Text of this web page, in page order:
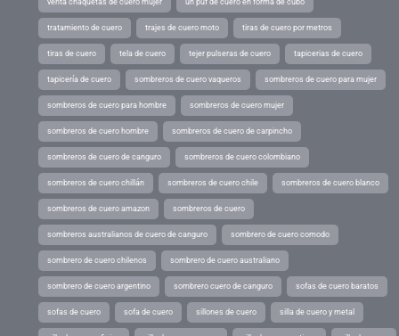
tratamiento de cuero trajes de cuero moto tiras de cuero por metros
tiras de cuero tela de cuero tejer pulseras de cuero tapicerias de cuero
tapicería de cuero sombreros de cuero vaqueros sombreros de cuero para mujer
sombreros de cuero para hombre sombreros de cuero mujer
sombreros de cuero hombre sombreros de cuero de carpincho
sombreros de cuero de canguro sombreros de cuero colombiano
sombreros de cuero chillán sombreros de cuero chile sombreros de cuero blanco
sombreros de cuero amazon sombreros de cuero
sombreros australianos de cuero de canguro sombrero de cuero comodo
sombrero de cuero chilenos sombrero de cuero australiano
sombrero de cuero argentino sombrero cuero de canguro sofas de cuero baratos
sofas de cuero sofa de cuero sillones de cuero silla de cuero y metal